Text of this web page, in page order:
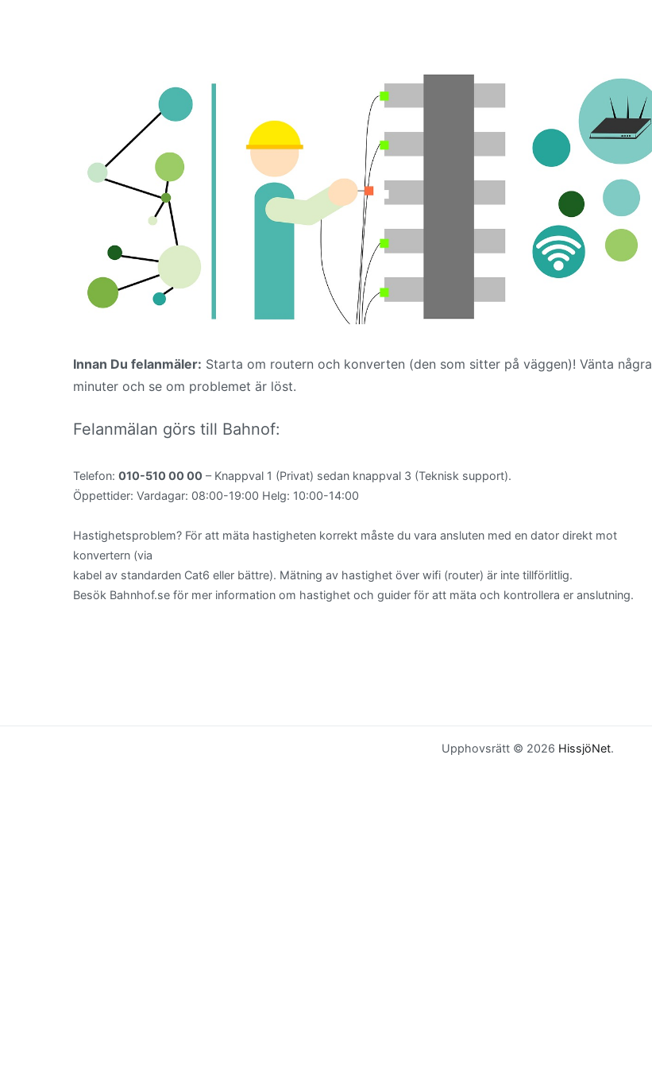
Innan Du felanmäler: Starta om routern och konverten (den som sitter på väggen)! Vänta några
minuter och se om problemet är löst.
Felanmälan görs till Bahnof:
Telefon: 010-510 00 00 – Knappval 1 (Privat) sedan knappval 3 (Teknisk support).
Öppettider: Vardagar: 08:00-19:00 Helg: 10:00-14:00
Hastighetsproblem? För att mäta hastigheten korrekt måste du vara ansluten med en dator direkt mot
konvertern (via
kabel av standarden Cat6 eller bättre). Mätning av hastighet över wifi (router) är inte tillförlitlig.
Besök Bahnhof.se för mer information om hastighet och guider för att mäta och kontrollera er anslutning.
Upphovsrätt © 2026 HissjöNet.